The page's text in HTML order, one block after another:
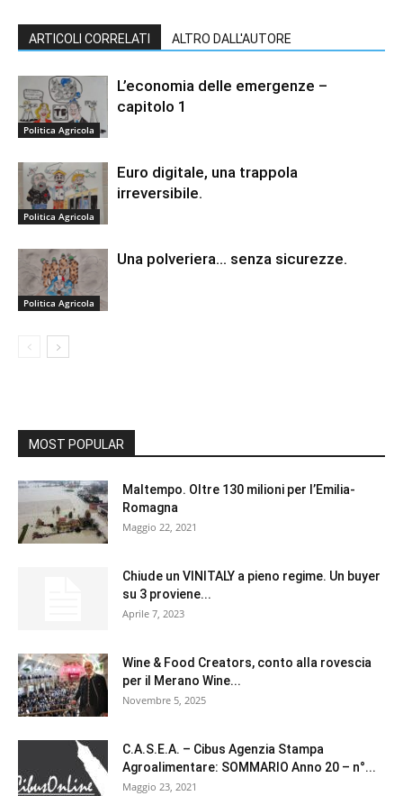
ARTICOLI CORRELATI ALTRO DALL'AUTORE
Politica Agricola
L’economia delle emergenze –
capitolo 1
Politica Agricola
Euro digitale, una trappola
irreversibile.
Politica Agricola
Una polveriera… senza sicurezze.
MOST POPULAR
Maltempo. Oltre 130 milioni per l’Emilia-
Romagna
Maggio 22, 2021
Chiude un VINITALY a pieno regime. Un buyer
su 3 proviene...
Aprile 7, 2023
Wine & Food Creators, conto alla rovescia
per il Merano Wine...
Novembre 5, 2025
C.A.S.E.A. – Cibus Agenzia Stampa
Agroalimentare: SOMMARIO Anno 20 – n°...
Maggio 23, 2021